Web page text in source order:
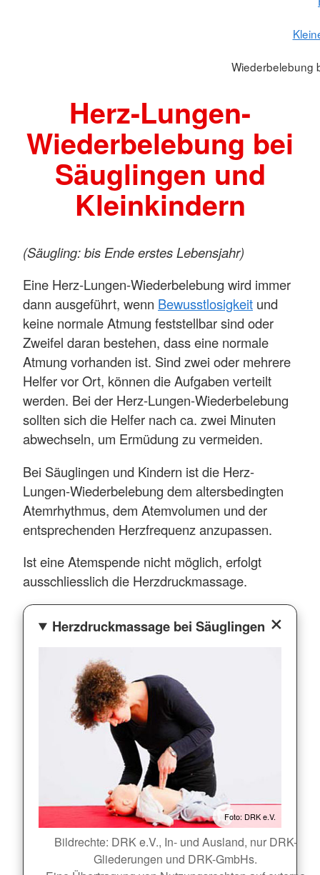
Wiederbelebung
Herz-Lungen-
Wiederbelebung bei
Säuglingen und
Kleinkindern
(Säugling: bis Ende erstes Lebensjahr)
Eine Herz-Lungen-Wiederbelebung wird immer
dann ausgeführt, wenn Bewusstlosigkeit und
keine normale Atmung feststellbar sind oder
Zweifel daran bestehen, dass eine normale
Atmung vorhanden ist. Sind zwei oder mehrere
Helfer vor Ort, können die Aufgaben verteilt
werden. Bei der Herz-Lungen-Wiederbelebung
sollten sich die Helfer nach ca. zwei Minuten
abwechseln, um Ermüdung zu vermeiden.
Bei Säuglingen und Kindern ist die Herz-
Lungen-Wiederbelebung dem altersbedingten
Atemrhythmus, dem Atemvolumen und der
entsprechenden Herzfrequenz anzupassen.
Ist eine Atemspende nicht möglich, erfolgt
ausschliesslich die Herzdruckmassage.
Herzdruckmassage bei Säuglingen
Foto: DRK e.V.
Bildrechte: DRK e.V., In- und Ausland, nur DRK-
Gliederungen und DRK-GmbHs.